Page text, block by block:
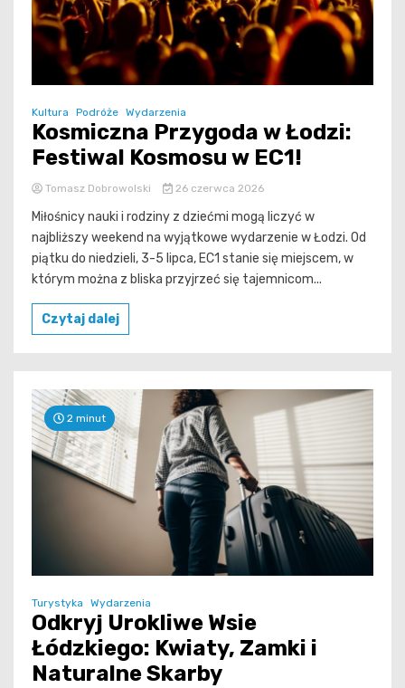
Kultura Podróże Wydarzenia
Kosmiczna Przygoda w Łodzi:
Festiwal Kosmosu w EC1!
Tomasz Dobrowolski 26 czerwca 2026
Miłośnicy nauki i rodziny z dziećmi mogą liczyć w
najbliższy weekend na wyjątkowe wydarzenie w Łodzi. Od
piątku do niedzieli, 3-5 lipca, EC1 stanie się miejscem, w
którym można z bliska przyjrzeć się tajemnicom...
Czytaj dalej
2 minut
Turystyka Wydarzenia
Odkryj Urokliwe Wsie
Łódzkiego: Kwiaty, Zamki i
Naturalne Skarby